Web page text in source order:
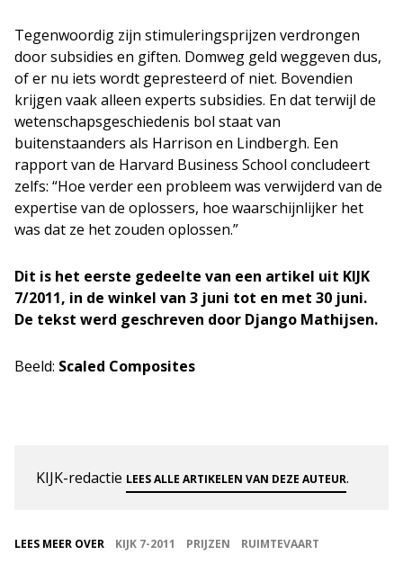
Tegenwoordig zijn stimuleringsprijzen verdrongen
door subsidies en giften. Domweg geld weggeven dus,
of er nu iets wordt gepresteerd of niet. Bovendien
krijgen vaak alleen experts subsidies. En dat terwijl de
wetenschapsgeschiedenis bol staat van
buitenstaanders als Harrison en Lindbergh. Een
rapport van de Harvard Business School concludeert
zelfs: “Hoe verder een probleem was verwijderd van de
expertise van de oplossers, hoe waarschijnlijker het
was dat ze het zouden oplossen.”
Dit is het eerste gedeelte van een artikel uit KIJK
7/2011, in de winkel van 3 juni tot en met 30 juni.
De tekst werd geschreven door Django Mathijsen.
Beeld: Scaled Composites
KIJK-redactie LEES ALLE ARTIKELEN VAN DEZE AUTEUR.
LEES MEER OVER KIJK 7-2011 PRIJZEN
RUIMTEVAART